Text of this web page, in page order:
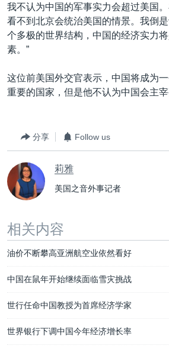
我不认为中国的军事实力会超过美国
看不到北京会统治美国的情景。我倒
个多极的世界结构，中国的经济实力
素。”
这位前美国外交官表示，中国将成为
重要的国家，但是他不认为中国会主宰
分享 Follow us
莉雅
美国之音外事记者
相关内容
油价不断攀高亚洲航空业依然看好
中国在鼠年开始继续面临雪灾挑战
世行任命中国教授为首席经济学家
世界银行下调中国今年经济增长率